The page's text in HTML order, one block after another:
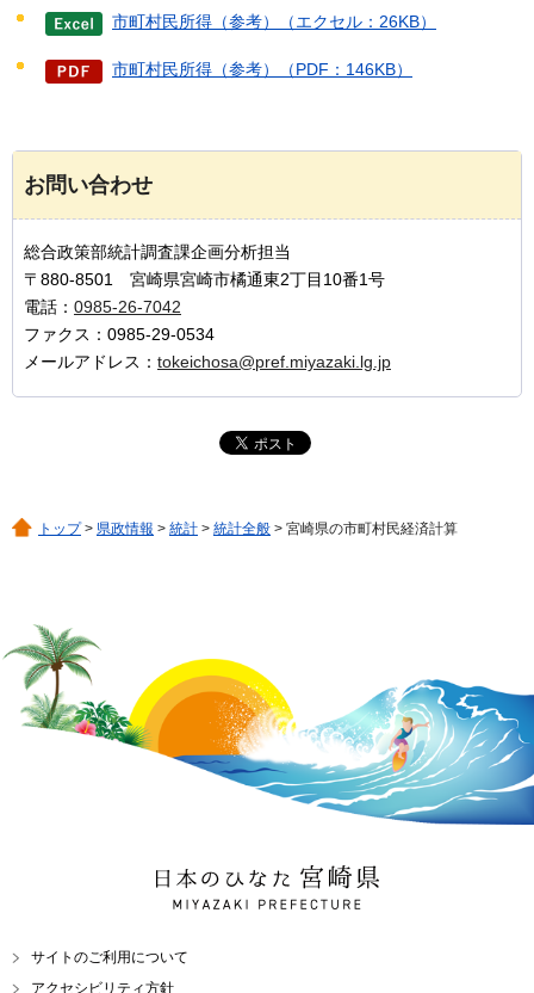
市町村民所得（参考）（エクセル：26KB）
市町村民所得（参考）（PDF：146KB）
お問い合わせ
総合政策部統計調査課企画分析担当
〒880-8501 宮崎県宮崎市橘通東2丁目10番1号
電話： 0985-26-7042
ファクス：0985-29-0534
メールアドレス： tokeichosa@pref.miyazaki.lg.jp
トップ> 県政情報 > 統計 > 統計全般 > 宮崎県の市町村民経済計算
日本のひなた 宮崎県
MIYAZAKI PREFECTURE
サイトのご利用について
アクセシビリティ方針